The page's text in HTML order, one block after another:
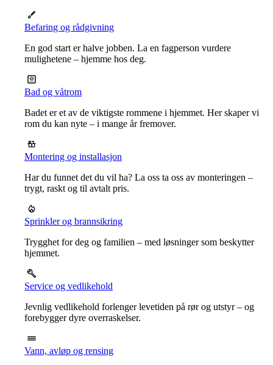
Befaring og rådgivning
En god start er halve jobben. La en fagperson vurdere
mulighetene – hjemme hos deg.
Bad og våtrom
Badet er et av de viktigste rommene i hjemmet. Her skaper vi
rom du kan nyte – i mange år fremover.
Montering og installasjon
Har du funnet det du vil ha? La oss ta oss av monteringen –
trygt, raskt og til avtalt pris.
Sprinkler og brannsikring
Trygghet for deg og familien – med løsninger som beskytter
hjemmet.
Service og vedlikehold
Jevnlig vedlikehold forlenger levetiden på rør og utstyr – og
forebygger dyre overraskelser.
Vann, avløp og rensing